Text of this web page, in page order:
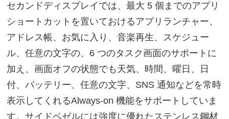
セカンドディスプレイでは、最大 5 個までのアプリ
ショートカットを置いておけるアプリランチャー、
アドレス帳、お気に入り、音楽再生、スケジュー
ル、任意の文字の、6 つのタスク画面のサポートに
加え、画面オフの状態でも天気、時間、曜日、日
付、バッテリー、任意の文字、SNS 通知などを常時
表示してくれるAlways-on 機能をサポートしていま
す。サイドベゼルには強度に優れたステンレス鋼材